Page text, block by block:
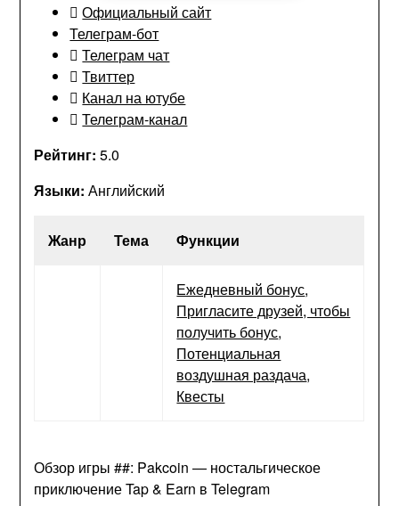
Официальный сайт
Телеграм-бот
Телеграм чат
Твиттер
Канал на ютубе
Телеграм-канал
Рейтинг: 5.0
Языки: Английский
Жанр Тема Функции
Ежедневный бонус,
Пригласите друзей, чтобы
получить бонус,
Потенциальная
воздушная раздача,
Квесты
Обзор игры ##: Pakcoin — ностальгическое
приключение Tap & Earn в Telegram